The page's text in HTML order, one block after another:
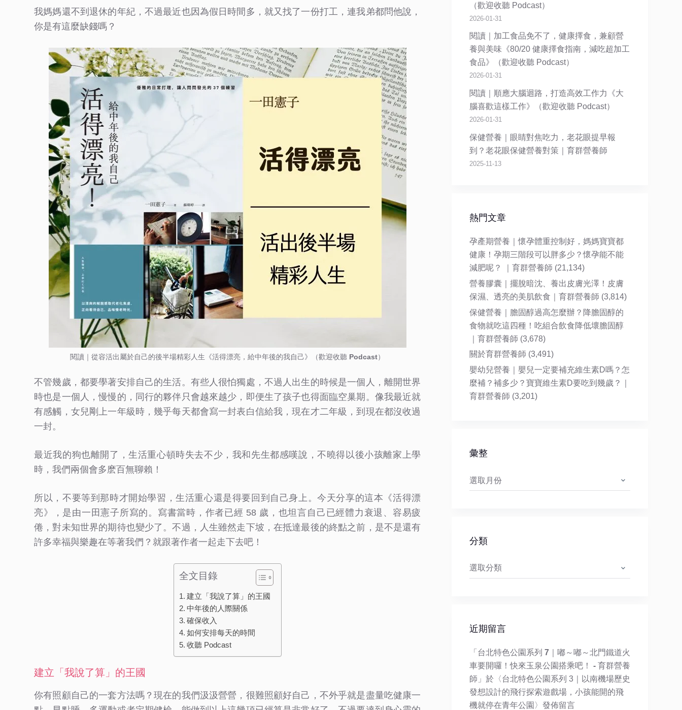
我媽媽還不到退休的年紀，不過最近也因為假日時間多，就又找了一份打工，連我弟都問他說，
你是有這麼缺錢嗎？
閱讀｜從容活出屬於自己的後半場精彩人生《活得漂亮，給中年後的我自己》（歡迎收聽 Podcast）
不管幾歲，都要學著安排自己的生活。有些人很怕獨處，不過人出生的時候是一個人，離開世界
時也是一個人，慢慢的，同行的夥伴只會越來越少，即便生了孩子也得面臨空巢期。像我最近就
有感觸，女兒剛上一年級時，幾乎每天都會寫一封表白信給我，現在才二年級，到現在都沒收過
一封。
最近我的狗也離開了，生活重心頓時失去不少，我和先生都感嘆說，不曉得以後小孩離家上學
時，我們兩個會多麽百無聊賴！
所以，不要等到那時才開始學習，生活重心還是得要回到自己身上。今天分享的這本《活得漂
亮》，是由一田憲子所寫的。寫書當時，作者已經 58 歲，也坦言自己已經體力衰退、容易疲
倦，對未知世界的期待也變少了。不過，人生雖然走下坡，在抵達最後的終點之前，是不是還有
許多幸福與樂趣在等著我們？就跟著作者一起走下去吧！
全文目錄
建立「我說了算」的王國
中年後的人際關係
確保收入
如何安排每天的時間
收聽 Podcast
建立「我說了算」的王國
你有照顧自己的一套方法嗎？現在的我們汲汲營營，很難照顧好自己，不外乎就是盡量吃健康一
（歡迎收聽 Podcast）
2026-01-31
閱讀｜加工食品免不了，健康擇食，兼顧營
養與美味《80/20 健康擇食指南，減吃超加工
食品》（歡迎收聽 Podcast）
2026-01-31
閱讀｜順應大腦迴路，打造高效工作力《大
腦喜歡這樣工作》（歡迎收聽 Podcast）
2026-01-31
保健營養｜眼睛對焦吃力，老花眼提早報
到？老花眼保健營養對策｜育群營養師
2025-11-13
熱門文章
孕產期營養｜懷孕體重控制好，媽媽寶寶都
健康！孕期三階段可以胖多少？懷孕能不能
減肥呢？ ｜育群營養師 (21,134)
營養膠囊｜擺脫暗沈、養出皮膚光澤！皮膚
保濕、透亮的美肌飲食｜育群營養師 (3,814)
保健營養｜膽固醇過高怎麼辦？降膽固醇的
食物就吃這四種！吃組合飲食降低壞膽固醇
｜育群營養師 (3,678)
關於育群營養師 (3,491)
嬰幼兒營養｜嬰兒一定要補充維生素D嗎？怎
麼補？補多少？寶寶維生素D要吃到幾歲？｜
育群營養師 (3,201)
彙整
彙
分類
分
近期留言
「 台北特色公園系列 7｜嘟～嘟～北門鐵道火
車要開囉！快來玉泉公園搭乘吧！ - 育群營養
師 」於〈台北特色公園系列 3｜以南機場歷史
發想設計的飛行探索遊戲場，小孩能開的飛
機就停在青年公園 〉發佈留言